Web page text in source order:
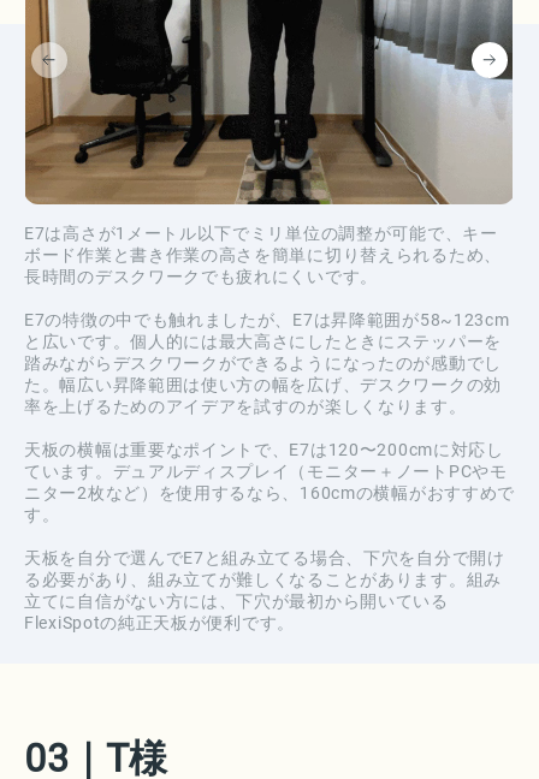
E7は高さが1メートル以下でミリ単位の調整が可能で、キー
ボード作業と書き作業の高さを簡単に切り替えられるため、
長時間のデスクワークでも疲れにくいです。
E7の特徴の中でも触れましたが、E7は昇降範囲が58~123cm
と広いです。個人的には最大高さにしたときにステッパーを
踏みながらデスクワークができるようになったのが感動でし
た。幅広い昇降範囲は使い方の幅を広げ、デスクワークの効
率を上げるためのアイデアを試すのが楽しくなります。
天板の横幅は重要なポイントで、E7は120〜200cmに対応し
ています。デュアルディスプレイ（モニター＋ノートPCやモ
ニター2枚など）を使用するなら、160cmの横幅がおすすめで
す。
天板を自分で選んでE7と組み立てる場合、下穴を自分で開け
る必要があり、組み立てが難しくなることがあります。組み
立てに自信がない方には、下穴が最初から開いている
FlexiSpotの純正天板が便利です。
03 T様